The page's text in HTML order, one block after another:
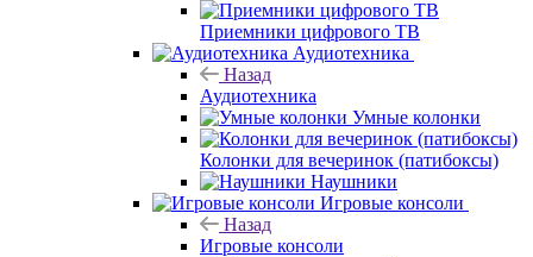
Приемники цифрового ТВ
Аудиотехника
Назад
Аудиотехника
Умные колонки
Колонки для вечеринок (патибоксы)
Наушники
Игровые консоли
Назад
Игровые консоли